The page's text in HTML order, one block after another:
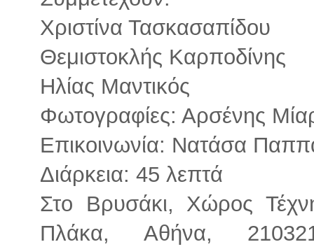
Χριστίνα Τασκασαπίδου
Θεμιστοκλής Καρποδίνης
Ηλίας Μαντικός
Φωτογραφίες: Αρσένης
Επικοινωνία: Νατάσα
Διάρκεια: 45 λεπτά
Στο Βρυσάκι, Χώρος
Πλάκα, Αθήνα,